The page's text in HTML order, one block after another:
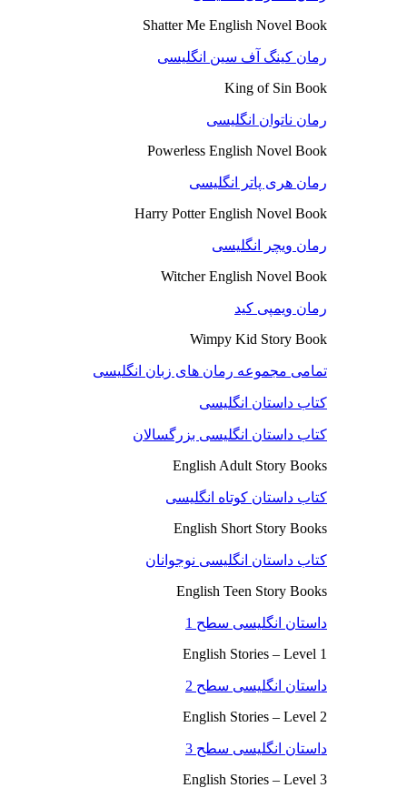
Shatter Me English Novel Book
رمان کینگ آف سین انگلیسی
King of Sin Book
رمان ناتوان انگلیسی
Powerless English Novel Book
رمان هری پاتر انگلیسی
Harry Potter English Novel Book
رمان ویچر انگلیسی
Witcher English Novel Book
رمان ویمپی کید
Wimpy Kid Story Book
تمامی مجموعه رمان های زبان انگلیسی
کتاب داستان انگلیسی
کتاب داستان انگلیسی بزرگسالان
English Adult Story Books
کتاب داستان کوتاه انگلیسی
English Short Story Books
کتاب داستان انگلیسی نوجوانان
English Teen Story Books
داستان انگلیسی سطح 1
English Stories – Level 1
داستان انگلیسی سطح 2
English Stories – Level 2
داستان انگلیسی سطح 3
English Stories – Level 3